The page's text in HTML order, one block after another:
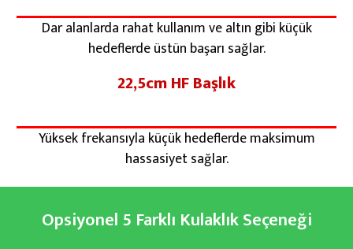
Dar alanlarda rahat kullanım ve altın gibi küçük
hedeflerde üstün başarı sağlar.
22,5cm HF Başlık
Yüksek frekansıyla küçük hedeflerde maksimum
hassasiyet sağlar.
Opsiyonel 5 Farklı Kulaklık Seçeneği